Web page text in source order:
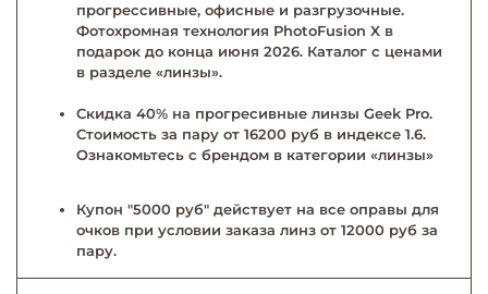
прогрессивные, офисные и разгрузочные.
Фотохромная технология PhotoFusion X в
подарок до конца июня 2026. Каталог с ценами
в разделе «линзы».
Скидка 40% на прогресивные линзы Geek Pro.
Стоимость за пару от 16200 руб в индексе 1.6.
Ознакомьтесь с брендом в категории «линзы»
Купон "5000 руб" действует на все оправы для
очков при условии заказа линз от 12000 руб за
пару.